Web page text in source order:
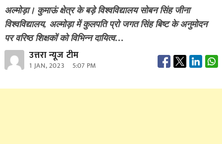
अल्मोड़ा। कुमाऊं क्षेत्र के बड़े विश्वविद्यालय सोबन सिंह जीना
विश्वविद्यालय, अल्मोड़ा में कुलपति प्रो जगत सिंह बिष्ट के अनुमोदन
पर वरिष्ठ शिक्षकों को विभिन्न दायित्व…
उत्तरा न्यूज टीम
1 JAN, 2023 5:07 PM